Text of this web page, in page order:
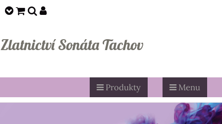
Zlatnictví Sonáta Tachov
Produkty Menu